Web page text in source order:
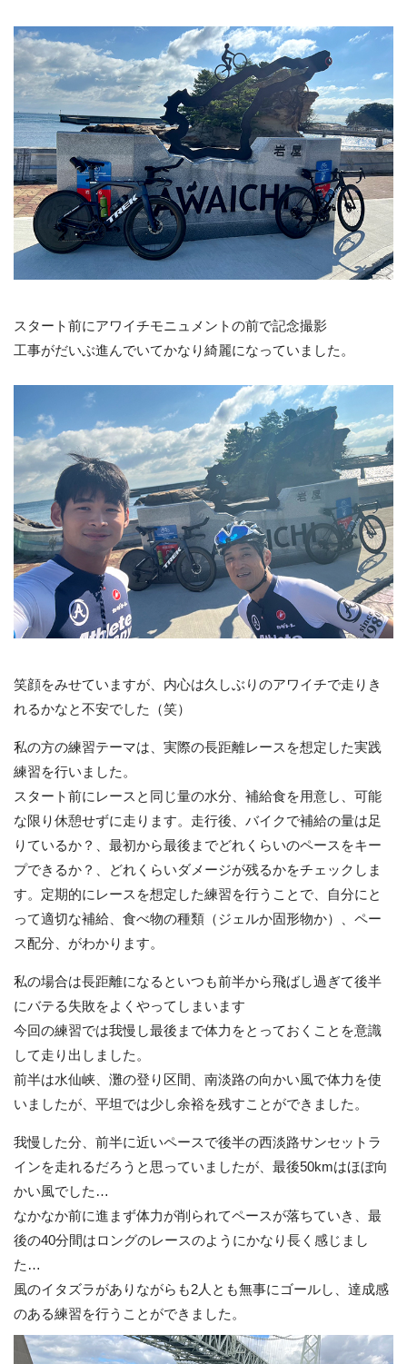
スタート前にアワイチモニュメントの前で記念撮影
工事がだいぶ進んでいてかなり綺麗になっていました。
笑顔をみせていますが、内心は久しぶりのアワイチで走りき
れるかなと不安でした（笑）
私の方の練習テーマは、実際の長距離レースを想定した実践
練習を行いました。
スタート前にレースと同じ量の水分、補給食を用意し、可能
な限り休憩せずに走ります。走行後、バイクで補給の量は足
りているか？、最初から最後までどれくらいのペースをキー
プできるか？、どれくらいダメージが残るかをチェックしま
す。定期的にレースを想定した練習を行うことで、自分にと
って適切な補給、食べ物の種類（ジェルか固形物か）、ペー
ス配分、がわかります。
私の場合は長距離になるといつも前半から飛ばし過ぎて後半
にバテる失敗をよくやってしまいます
今回の練習では我慢し最後まで体力をとっておくことを意識
して走り出しました。
前半は水仙峡、灘の登り区間、南淡路の向かい風で体力を使
いましたが、平坦では少し余裕を残すことができました。
我慢した分、前半に近いペースで後半の西淡路サンセットラ
インを走れるだろうと思っていましたが、最後50kmはほぼ向
かい風でした…
なかなか前に進まず体力が削られてペースが落ちていき、最
後の40分間はロングのレースのようにかなり長く感じまし
た…
風のイタズラがありながらも2人とも無事にゴールし、達成感
のある練習を行うことができました。